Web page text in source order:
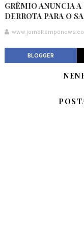
GRÊMIO ANUNCIA
DERROTA PARA O
BLOGGER